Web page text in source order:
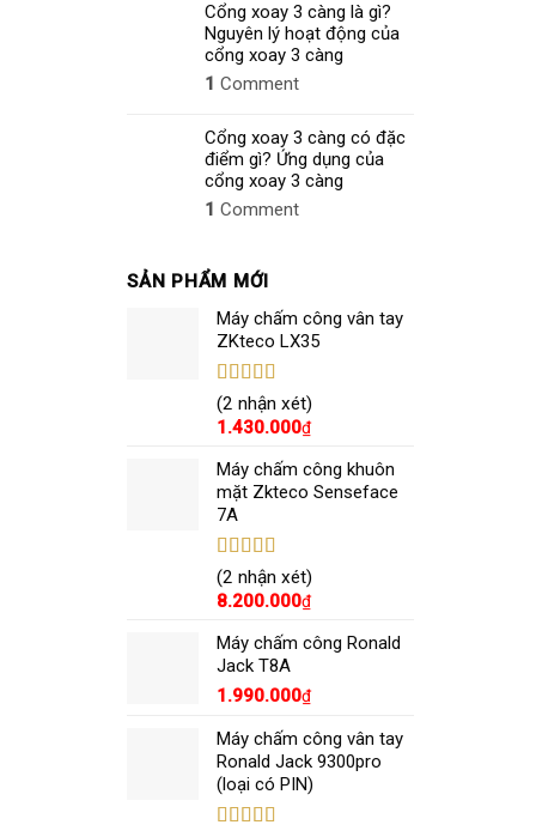
Cổng xoay 3 càng là gì?
Nguyên lý hoạt động của
cổng xoay 3 càng
1 Comment
Cổng xoay 3 càng có đặc
điểm gì? Ứng dụng của
cổng xoay 3 càng
1 Comment
SẢN PHẨM MỚI
Máy chấm công vân tay
ZKteco LX35
Được xếp
hạng5.005
sao
(2 nhận xét)
1.430.000₫
Máy chấm công khuôn
mặt Zkteco Senseface
7A
Được xếp
hạng5.005
sao
(2 nhận xét)
8.200.000₫
Máy chấm công Ronald
Jack T8A
1.990.000₫
Máy chấm công vân tay
Ronald Jack 9300pro
(loại có PIN)